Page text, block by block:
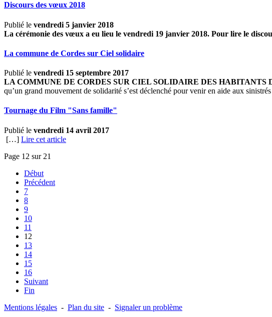
Discours des vœux 2018
Publié le vendredi 5 janvier 2018
La cérémonie des vœux a eu lieu le vendredi 19 janvier 2018. Pour lire le
La commune de Cordes sur Ciel solidaire
Publié le vendredi 15 septembre 2017
LA COMMUNE DE CORDES SUR CIEL SOLIDAIRE DES HABITANTS
qu’un grand mouvement de solidarité s’est déclenché pour venir en aide aux
Tournage du Film "Sans famille"
Publié le vendredi 14 avril 2017
[…] Lire cet article
Page 12 sur 21
Début
Précédent
7
8
9
10
11
12
13
14
15
16
Suivant
Fin
Mentions légales - Plan du site - Signaler un problème